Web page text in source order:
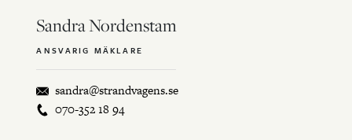
Sandra Nordenstam
ANSVARIG MÄKLARE
sandra@strandvagens.se
070-352 18 94